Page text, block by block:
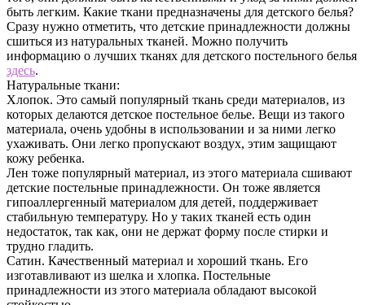
быть легким. Какие ткани предназначены для детского белья?
Сразу нужно отметить, что детские принадлежности должны
сшиться из натуральных тканей. Можно получить
информацию о лучших тканях для детского постельного белья
здесь.
Натуральные ткани:
Хлопок. Это самый популярный ткань среди материалов, из
которых делаются детское постельное белье. Вещи из такого
материала, очень удобны в использовании и за ними легко
ухаживать. Они легко пропускают воздух, этим защищают
кожу ребенка.
Лен тоже популярный материал, из этого материала сшивают
детские постельные принадлежности. Он тоже является
гипоаллергенный материалом для детей, поддерживает
стабильную температуру. Но у таких тканей есть один
недостаток, так как, они не держат форму после стирки и
трудно гладить.
Сатин. Качественный материал и хороший ткань. Его
изготавливают из шелка и хлопка. Постельные
принадлежности из этого материала обладают высокой